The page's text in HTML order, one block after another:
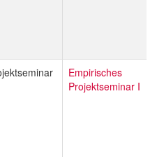
Empirisches
Projektseminar I